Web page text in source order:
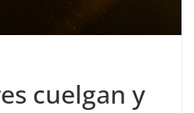
cuelgan y